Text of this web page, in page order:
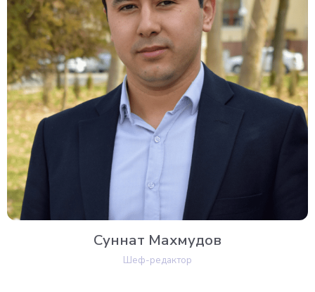
Суннат Махмудов
Шеф-редактор